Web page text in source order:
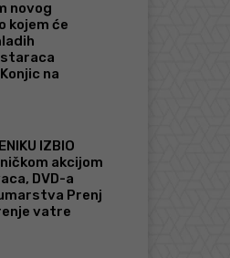
novog
kojem će
na
IZBIO
akcijom
DVD-a
Prenj
vatre